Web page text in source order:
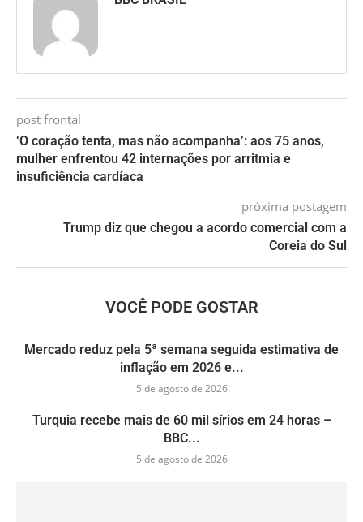
post frontal
‘O coração tenta, mas não acompanha’: aos 75 anos,
mulher enfrentou 42 internações por arritmia e
insuficiência cardíaca
próxima postagem
Trump diz que chegou a acordo comercial com a
Coreia do Sul
VOCÊ PODE GOSTAR
Mercado reduz pela 5ª semana seguida estimativa de
inflação em 2026 e...
5 de agosto de 2026
Turquia recebe mais de 60 mil sírios em 24 horas –
BBC...
5 de agosto de 2026